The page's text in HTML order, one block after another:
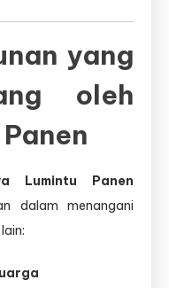
yang
oleh
Lumintu Panen
dalam menangani